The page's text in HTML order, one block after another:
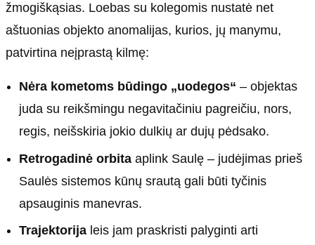
žmogiškąsias. Loebas su kolegomis nustatė net
aštuonias objekto anomalijas, kurios, jų manymu,
patvirtina neįprastą kilmę:
Nėra kometoms būdingo „uodegos“ – objektas
juda su reikšmingu negavitačiniu pagreičiu, nors,
regis, neišskiria jokio dulkių ar dujų pėdsako.
Retrogadinė orbita aplink Saulę – judėjimas prieš
Saulės sistemos kūnų srautą gali būti tyčinis
apsauginis manevras.
Trajektorija leis jam praskristi palyginti arti